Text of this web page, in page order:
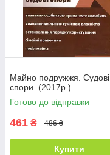
Майно подружжя. Судові
спори. (2017р.)
Готово до відправки
461 ₴ 486 ₴
Купити